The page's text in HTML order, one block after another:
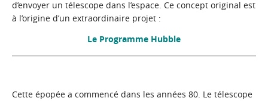
d’envoyer un télescope dans l’espace. Ce concept original est
à l’origine d’un extraordinaire projet :
Le Programme Hubble
Cette épopée a commencé dans les années 80. Le télescope